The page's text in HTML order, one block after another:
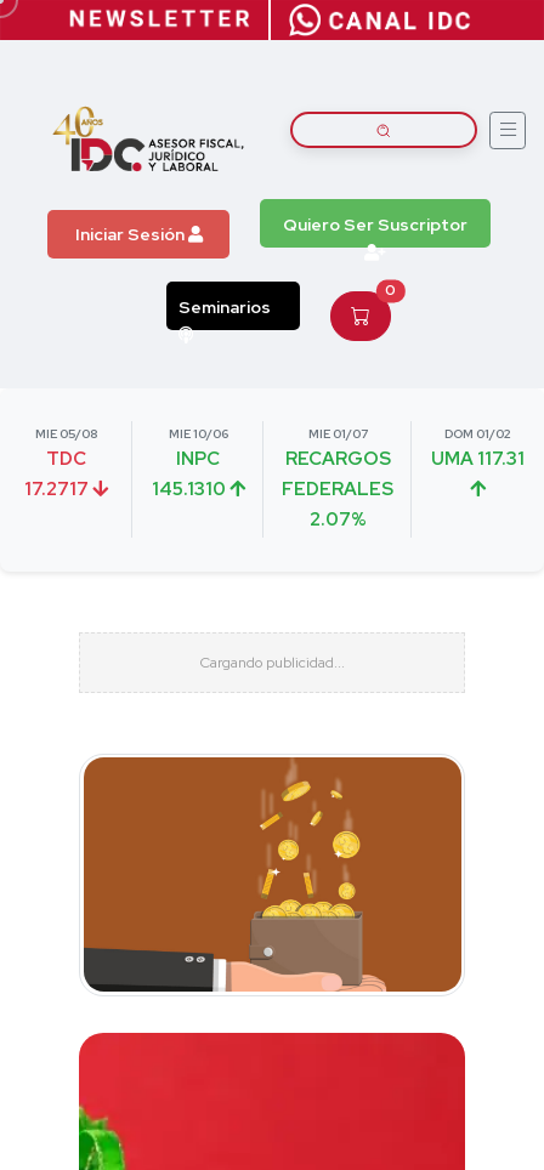
Iniciar Sesión Quiero Ser Suscriptor
Seminarios
0
MIE 05/08
TDC
17.2717
MIE 10/06
INPC
145.1310
MIE 01/07
RECARGOS
FEDERALES
2.07%
DOM 01/02
UMA 117.31